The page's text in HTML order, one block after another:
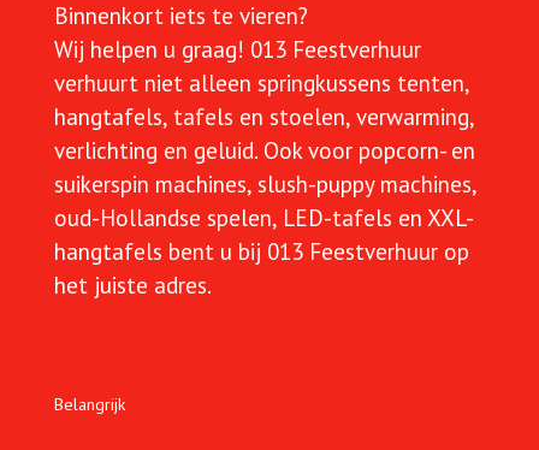
Binnenkort iets te vieren?
Wij helpen u graag! 013 Feestverhuur
verhuurt niet alleen springkussens tenten,
hangtafels, tafels en stoelen, verwarming,
verlichting en geluid. Ook voor popcorn- en
suikerspin machines, slush-puppy machines,
oud-Hollandse spelen, LED-tafels en XXL-
hangtafels bent u bij 013 Feestverhuur op
het juiste adres.
Belangrijk